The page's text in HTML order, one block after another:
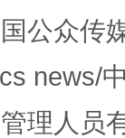
如何以
公众传
news/
理人员